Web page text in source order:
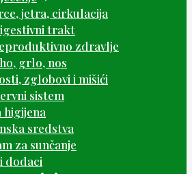
jetra, cirkulacija
trakt
zdravlje
grlo, nos
zglobovi i mišići
sistem
higijena
sredstva
za sunčanje
dodaci